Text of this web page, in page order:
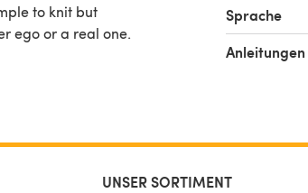
to knit but
ego or a real one.
Sprache
Anleitungen
UNSER SORTIMENT